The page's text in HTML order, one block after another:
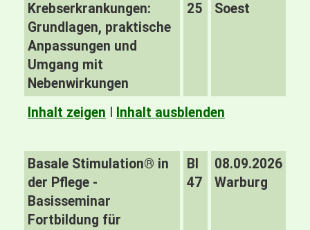
Krebserkrankungen:
Grundlagen, praktische
Anpassungen und
Umgang mit
Nebenwirkungen
25
Soest
Inhalt zeigen Inhalt ausblenden
Basale Stimulation® in
der Pflege -
Basisseminar
Fortbildung für
BI
47
08.09.2026
Warburg